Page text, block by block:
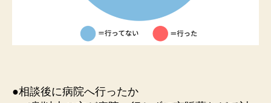
●相談後に病院へ行ったか